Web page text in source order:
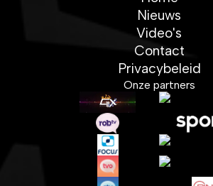
Nieuws
Video's
Contact
Privacybeleid
Onze partners